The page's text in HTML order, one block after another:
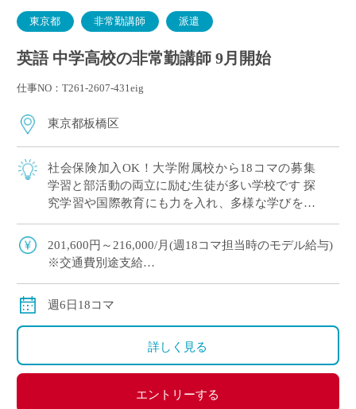
東京都 非常勤講師 派遣
英語 中学高校の非常勤講師 9月開始
仕事NO：T261-2607-431eig
東京都板橋区
社会保険加入OK！大学附属校から18コマの募集
学習と部活動の両立に励む生徒が多い学校です 探
究学習や国際教育にも力を入れ、多様な学びを大
たい” &# […]
201,600円～216,000/月(週18コマ担当時のモデル給与)
※交通費別途支給
週6日18コマ
詳しく見る
エントリーする